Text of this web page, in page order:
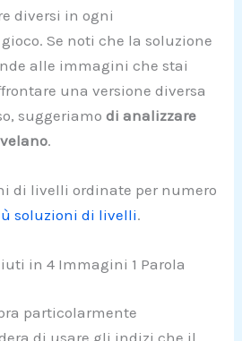
diversi in ogni
Se noti che la soluzione
alle immagini che stai
una versione diversa
suggeriamodi analizzare
.
di livelli ordinate per numero
soluzioni di livelli.
in 4 Immagini 1 Parola
particolarmente
di usare gli indizi che il